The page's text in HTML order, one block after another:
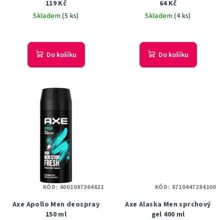
119 Kč
Skladem(5 ks)
Do košíku
64 Kč
Skladem(4 ks)
Do košíku
Axe Apollo Men deospray
150 ml
KÓD: 6001087364621
Axe Alaska Men sprchový
gel 400 ml
KÓD: 8710447284100